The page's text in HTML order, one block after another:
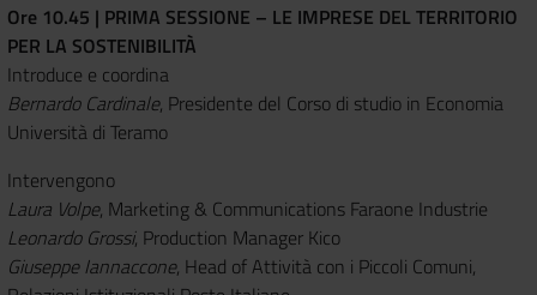
Ore 10.45 | PRIMA SESSIONE – LE IMPRESE DEL TERRITORIO
PER LA SOSTENIBILITÀ
Introduce e coordina
Bernardo Cardinale, Presidente del Corso di studio in Economia
Università di Teramo
Intervengono
Laura Volpe, Marketing & Communications Faraone Industrie
Leonardo Grossi, Production Manager Kico
Giuseppe Iannaccone, Head of Attività con i Piccoli Comuni,